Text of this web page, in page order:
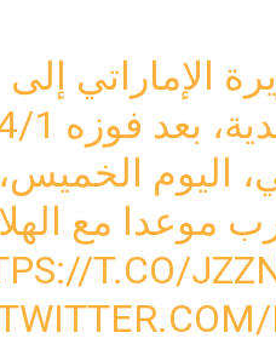
الإماراتي
اليوم
موعدا مع
T.CO/